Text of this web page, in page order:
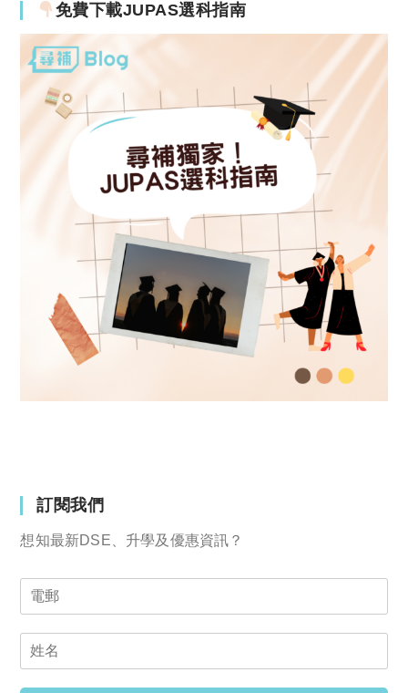
免費下載JUPAS選科指南
訂閱我們
想知最新DSE、升學及優惠資訊？